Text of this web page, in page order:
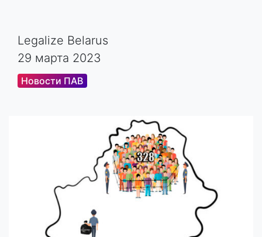
Legalize Belarus
29 марта 2023
Новости ПАВ